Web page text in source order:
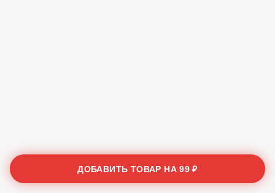
ДОБАВИТЬ ТОВАР НА99 ₽